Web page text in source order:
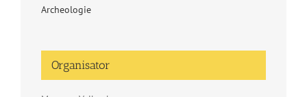
Archeologie
Organisator